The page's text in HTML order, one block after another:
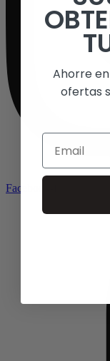
Facebook-f
Ahorre
ofertas
Email